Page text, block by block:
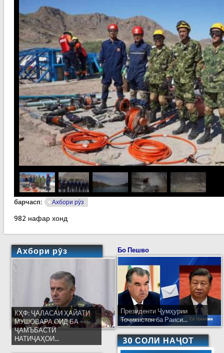
1 / 5
барчасп: Ахбори рӯз
982 нафар хонд
Ахбори рӯз
КҲФ: ҶАЛАСАИ ҲАЙАТИ
МУШОВАРА ОИД БА
ҶАМЪБАСТИ
НАТИҶАҲОИ...
Бо Пешво
Президенти Ҷумҳурии
Тоҷикистон ба Раиси...
30 СОЛИ НАҶОТ